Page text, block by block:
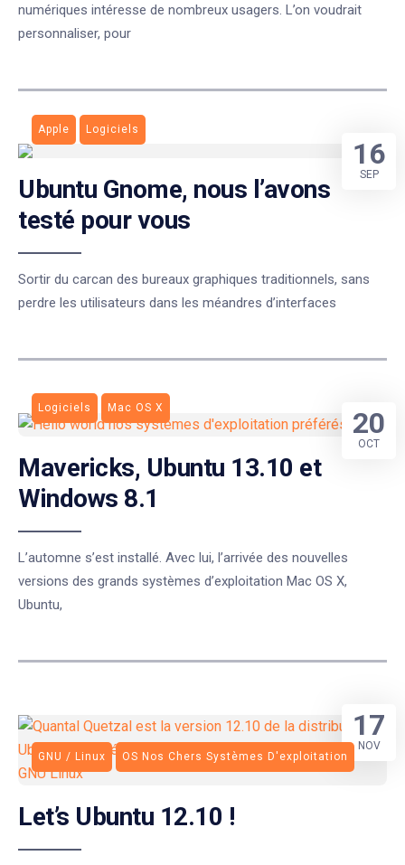
numériques intéresse de nombreux usagers. L’on voudrait
personnaliser, pour
Apple Logiciels
Ubuntu Gnome, nous l’avons
testé pour vous
Sortir du carcan des bureaux graphiques traditionnels, sans
perdre les utilisateurs dans les méandres d’interfaces
16
SEP
Logiciels Mac OS X
Mavericks, Ubuntu 13.10 et
Windows 8.1
L’automne s’est installé. Avec lui, l’arrivée des nouvelles
versions des grands systèmes d’exploitation Mac OS X,
Ubuntu,
20
OCT
GNU / Linux OS Nos Chers Systèmes D'exploitation
Let’s Ubuntu 12.10 !
17
NOV